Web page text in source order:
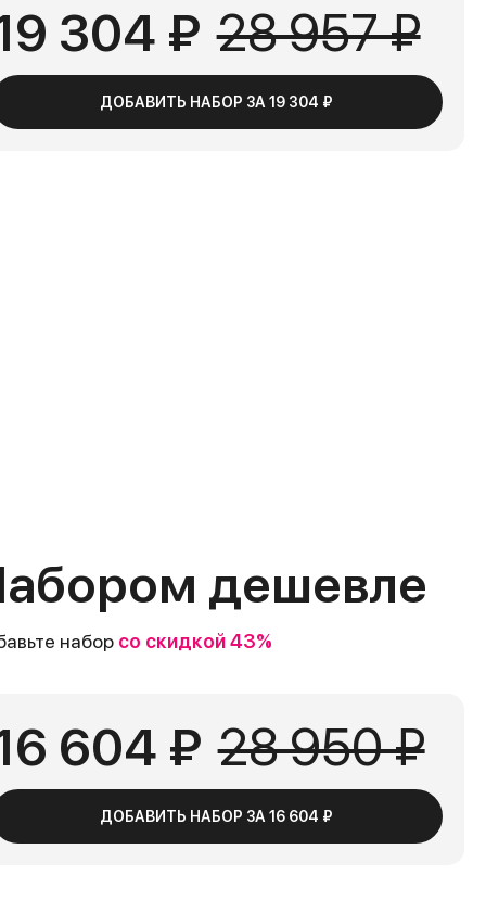
304 ₽ 28 957 ₽
ДОБАВИТЬ НАБОР ЗА19 304 ₽
дешевле
набор со скидкой 43%
604 ₽ 28 950 ₽
ДОБАВИТЬ НАБОР ЗА16 604 ₽